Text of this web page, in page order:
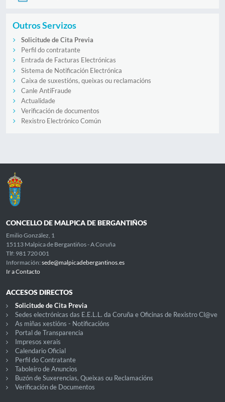
Outros Servizos
Solicitude de Cita Previa
Perfil do contratante
Entrada de Facturas Electrónicas
Sistema de Notificación Electrónica
Caixa de suxestións, queixas ou reclamacións
Canle AntiFraude
Actualidade
Verificación de documentos
Rexistro Electrónico Común
CONCELLO DE MALPICA DE BERGANTIÑOS
Emilio González, 1
15113 Malpica de Bergantiños - A Coruña
Tlf: 981 720 001
Información: sede@malpicadebergantinos.es
Ir a Contacto
ACCESOS DIRECTOS
Solicitude de Cita Previa
Sedes electrónicas das E.E.L.L. da Coruña e Oficinas de Rexistro Cl@ve
As miñas xestións - Notificacións
Portal de Transparencia
Impresos xerais
Calendario Oficial
Perfil do Contratante
Taboleiro de Anuncios
Buzón de Suxerencias, Queixas ou Reclamacións
Verificación de Documentos